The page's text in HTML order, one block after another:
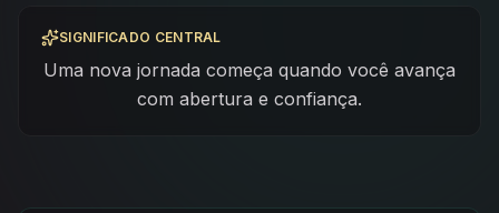
SIGNIFICADO CENTRAL
Uma nova jornada começa quando você avança
com abertura e confiança.